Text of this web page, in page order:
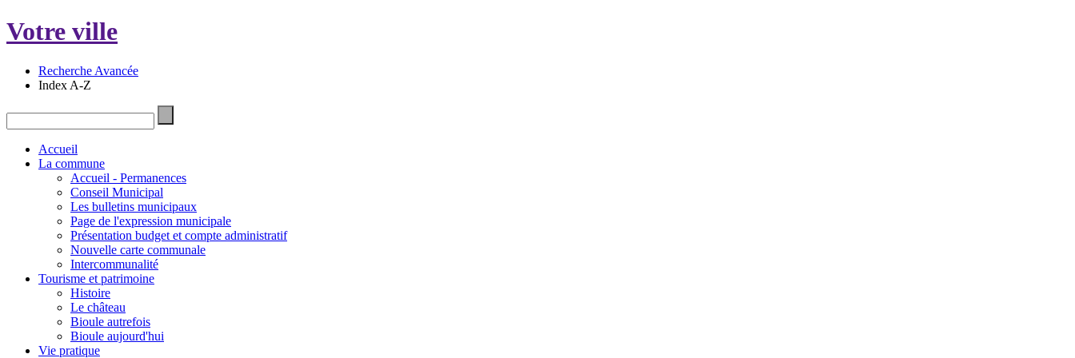
Votre ville
Recherche Avancée
Index A-Z
Accueil
La commune
Accueil - Permanences
Conseil Municipal
Les bulletins municipaux
Page de l'expression municipale
Présentation budget et compte administratif
Nouvelle carte communale
Intercommunalité
Tourisme et patrimoine
Histoire
Le château
Bioule autrefois
Bioule aujourd'hui
Vie pratique